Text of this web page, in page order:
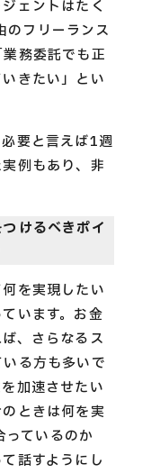
ェントはたく
フリーランス
務委託でも正
きたい」とい
要と言えば1週
例もあり、非
けるべきポイ
を実現したい
います。お金
、さらなるス
る方も多いで
加速させたい
ときは何を実
ているのか
話すようにし